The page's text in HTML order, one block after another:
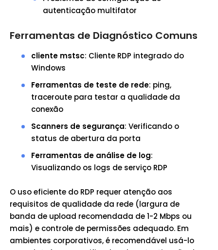
autenticação multifator
Ferramentas de Diagnóstico Comuns
cliente mstsc: Cliente RDP integrado do
Windows
Ferramentas de teste de rede: ping,
traceroute para testar a qualidade da
conexão
Scanners de segurança: Verificando o
status de abertura da porta
Ferramentas de análise de log:
Visualizando os logs de serviço RDP
O uso eficiente do RDP requer atenção aos
requisitos de qualidade da rede (largura de
banda de upload recomendada de 1-2 Mbps ou
mais) e controle de permissões adequado. Em
ambientes corporativos, é recomendável usá-lo